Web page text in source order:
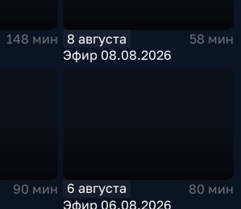
148 мин
8 августа
58 мин
Эфир 08.08.2026
90 мин
6 августа
80 мин
Эфир 06.08.2026